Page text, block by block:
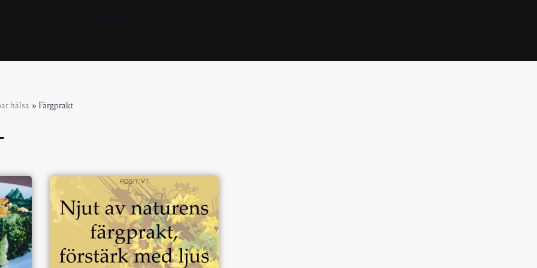
Insikter Om
hälsa » Färgprakt